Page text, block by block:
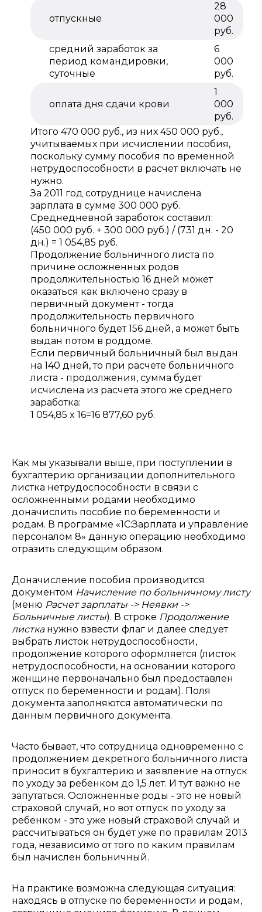
отпускные
28
000
руб.
средний заработок за
период командировки,
суточные
6
000
руб.
оплата дня сдачи крови
1
000
руб.
Итого 470 000 руб., из них 450 000 руб.,
учитываемых при исчислении пособия,
поскольку сумму пособия по временной
нетрудоспособности в расчет включать не
нужно.
За 2011 год сотруднице начислена
зарплата в сумме 300 000 руб.
Среднедневной заработок составил:
(450 000 руб. + 300 000 руб.) / (731 дн. - 20
дн.) = 1 054,85 руб.
Продолжение больничного листа по
причине осложненных родов
продолжительностью 16 дней может
оказаться как включено сразу в
первичный документ - тогда
продолжительность первичного
больничного будет 156 дней, а может быть
выдан потом в роддоме.
Если первичный больничный был выдан
на 140 дней, то при расчете больничного
листа - продолжения, сумма будет
исчислена из расчета этого же среднего
заработка:
1 054,85 x 16=16 877,60 руб.
Как мы указывали выше, при поступлении в
бухгалтерию организации дополнительного
листка нетрудоспособности в связи с
осложненными родами необходимо
доначислить пособие по беременности и
родам. В программе «1С:Зарплата и управление
персоналом 8» данную операцию необходимо
отразить следующим образом.
Доначисление пособия производится
документом Начисление по больничному листу
(меню Расчет зарплаты -> Неявки ->
Больничные листы). В строке Продолжение
листканужно взвести флаг и далее следует
выбрать листок нетрудоспособности,
продолжение которого оформляется (листок
нетрудоспособности, на основании которого
женщине первоначально был предоставлен
отпуск по беременности и родам). Поля
документа заполняются автоматически по
данным первичного документа.
Часто бывает, что сотрудница одновременно с
продолжением декретного больничного листа
приносит в бухгалтерию и заявление на отпуск
по уходу за ребенком до 1,5 лет. И тут важно не
запутаться. Осложненные роды - это не новый
страховой случай, но вот отпуск по уходу за
ребенком - это уже новый страховой случай и
рассчитываться он будет уже по правилам 2013
года, независимо от того по каким правилам
был начислен больничный.
На практике возможна следующая ситуация:
находясь в отпуске по беременности и родам,